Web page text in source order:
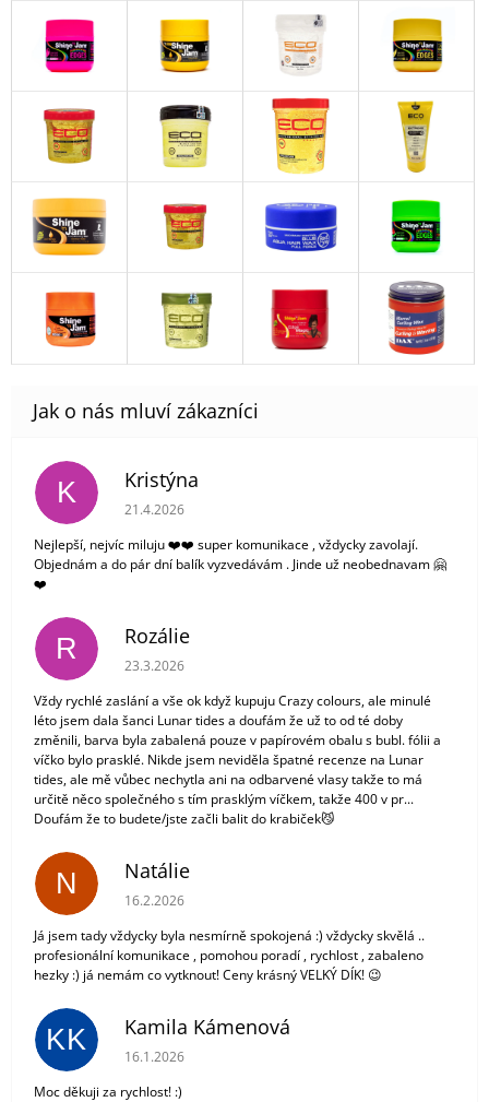
K Kristýna
Hodnocení obchodu je 5 z 5 hvězdiček.
21.4.2026
Nejlepší, nejvíc miluju ❤️❤️ super komunikace , vždycky zavolají.
Objednám a do pár dní balík vyzvedávám . Jinde už neobednavam 🤗
❤️
R Rozálie
Hodnocení obchodu je 3 z 5 hvězdiček.
23.3.2026
Vždy rychlé zaslání a vše ok když kupuju Crazy colours, ale minulé
léto jsem dala šanci Lunar tides a doufám že už to od té doby
změnili, barva byla zabalená pouze v papírovém obalu s bubl. fólii a
víčko bylo prasklé. Nikde jsem neviděla špatné recenze na Lunar
tides, ale mě vůbec nechytla ani na odbarvené vlasy takže to má
určitě něco společného s tím prasklým víčkem, takže 400 v pr...
Doufám že to budete/jste začli balit do krabiček😼
N Natálie
Hodnocení obchodu je 5 z 5 hvězdiček.
16.2.2026
Já jsem tady vždycky byla nesmírně spokojená :) vždycky skvělá ..
profesionální komunikace , pomohou poradí , rychlost , zabaleno
hezky :) já nemám co vytknout! Ceny krásný VELKÝ DÍK! 😉
KK Kamila Kámenová
Hodnocení obchodu je 5 z 5 hvězdiček.
16.1.2026
Moc děkuji za rychlost! :)